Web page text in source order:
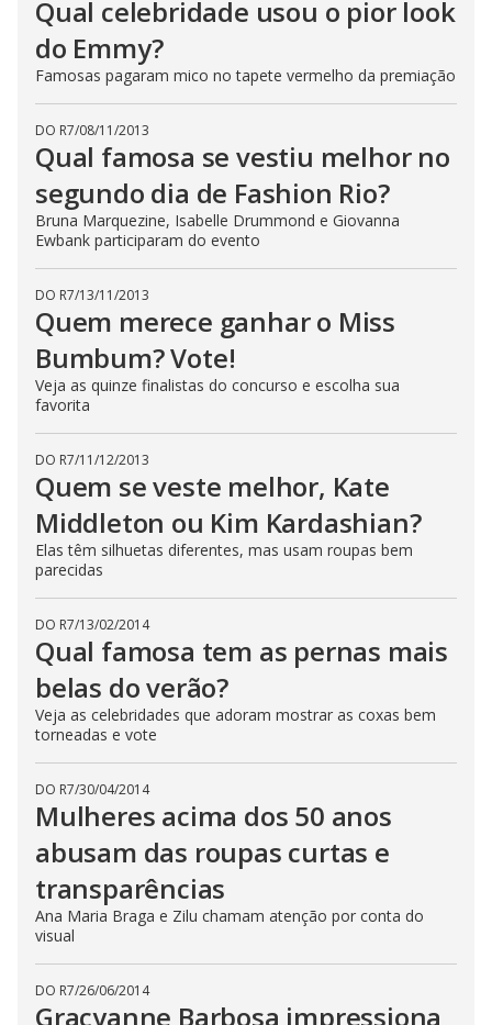
Qual celebridade usou o pior look
do Emmy?
Famosas pagaram mico no tapete vermelho da premiação
DO R7/08/11/2013
Qual famosa se vestiu melhor no
segundo dia de Fashion Rio?
Bruna Marquezine, Isabelle Drummond e Giovanna
Ewbank participaram do evento
DO R7/13/11/2013
Quem merece ganhar o Miss
Bumbum? Vote!
Veja as quinze finalistas do concurso e escolha sua
favorita
DO R7/11/12/2013
Quem se veste melhor, Kate
Middleton ou Kim Kardashian?
Elas têm silhuetas diferentes, mas usam roupas bem
parecidas
DO R7/13/02/2014
Qual famosa tem as pernas mais
belas do verão?
Veja as celebridades que adoram mostrar as coxas bem
torneadas e vote
DO R7/30/04/2014
Mulheres acima dos 50 anos
abusam das roupas curtas e
transparências
Ana Maria Braga e Zilu chamam atenção por conta do
visual
DO R7/26/06/2014
Gracyanne Barbosa impressiona